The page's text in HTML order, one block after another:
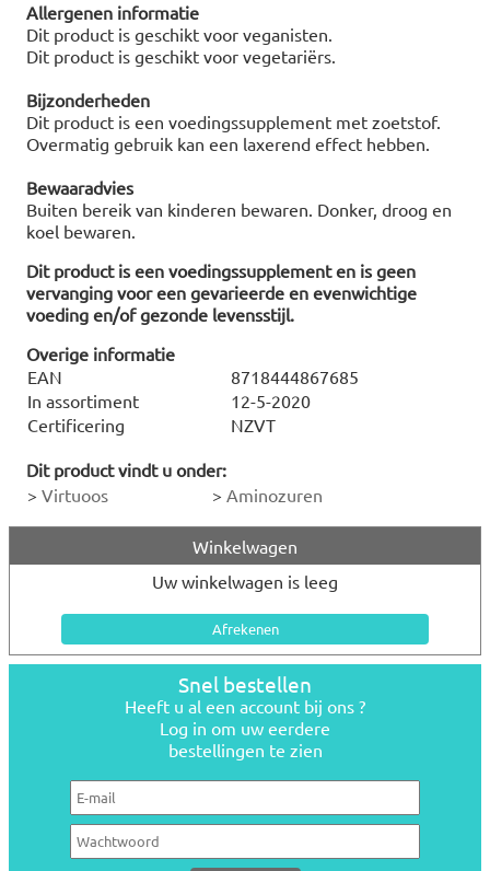
Allergenen informatie
Dit product is geschikt voor veganisten.
Dit product is geschikt voor vegetariërs.
Bijzonderheden
Dit product is een voedingssupplement met zoetstof.
Overmatig gebruik kan een laxerend effect hebben.
Bewaaradvies
Buiten bereik van kinderen bewaren. Donker, droog en
koel bewaren.
Dit product is een voedingssupplement en is geen
vervanging voor een gevarieerde en evenwichtige
voeding en/of gezonde levensstijl.
Overige informatie
EAN
8718444867685
In assortiment
12-5-2020
Certificering
NZVT
Dit product vindt u onder:
> Virtuoos > Aminozuren
Winkelwagen
Uw winkelwagen is leeg
Snel bestellen
Heeft u al een account bij ons ?
Log in om uw eerdere
bestellingen te zien